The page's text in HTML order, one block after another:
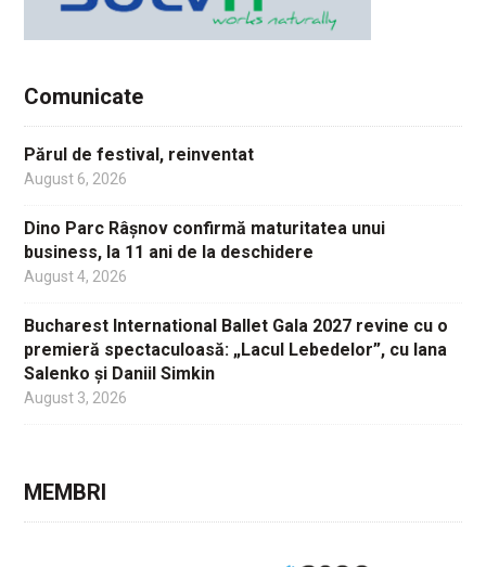
Comunicate
Părul de festival, reinventat
August 6, 2026
Dino Parc Râșnov confirmă maturitatea unui
business, la 11 ani de la deschidere
August 4, 2026
Bucharest International Ballet Gala 2027 revine cu o
premieră spectaculoasă: „Lacul Lebedelor”, cu Iana
Salenko și Daniil Simkin
August 3, 2026
MEMBRI